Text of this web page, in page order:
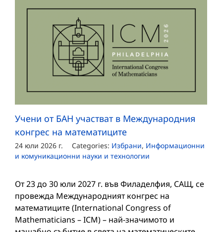
Учени от БАН участват в Международния
конгрес на математиците
24 юли 2026 г. Categories: Избрани, Информационни
и комуникационни науки и технологии
От 23 до 30 юли 2027 г. във Филаделфия, САЩ, се
провежда Международният конгрес на
математиците (International Congress of
Mathematicians – ICM) – най-значимото и